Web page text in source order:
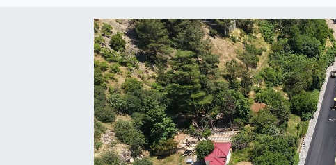
Tarih - Kültür - Sanat - Turizm